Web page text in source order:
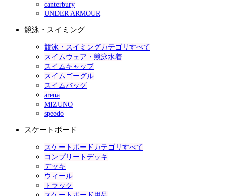
canterbury
UNDER ARMOUR
競泳・スイミング
競泳・スイミングカテゴリすべて
スイムウェア・競泳水着
スイムキャップ
スイムゴーグル
スイムバッグ
arena
MIZUNO
speedo
スケートボード
スケートボードカテゴリすべて
コンプリートデッキ
デッキ
ウィール
トラック